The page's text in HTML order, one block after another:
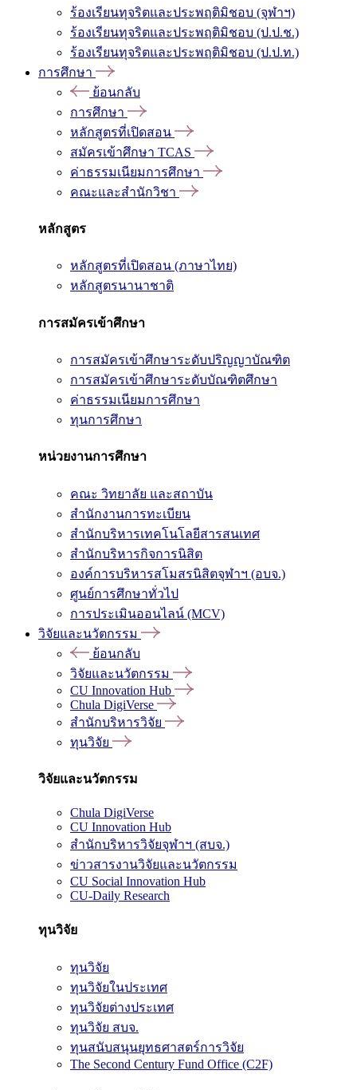
ร้องเรียนทุจริตและประพฤติมิชอบ (จุฬาฯ)
ร้องเรียนทุจริตและประพฤติมิชอบ (ป.ป.ช.)
ร้องเรียนทุจริตและประพฤติมิชอบ (ป.ป.ท.)
การศึกษา
ย้อนกลับ
การศึกษา
หลักสูตรที่เปิดสอน
สมัครเข้าศึกษา TCAS
ค่าธรรมเนียมการศึกษา
คณะและสำนักวิชา
หลักสูตร
หลักสูตรที่เปิดสอน (ภาษาไทย)
หลักสูตรนานาชาติ
การสมัครเข้าศึกษา
การสมัครเข้าศึกษาระดับปริญญาบัณฑิต
การสมัครเข้าศึกษาระดับบัณฑิตศึกษา
ค่าธรรมเนียมการศึกษา
ทุนการศึกษา
หน่วยงานการศึกษา
คณะ วิทยาลัย และสถาบัน
สำนักงานการทะเบียน
สำนักบริหารเทคโนโลยีสารสนเทศ
สำนักบริหารกิจการนิสิต
องค์การบริหารสโมสรนิสิตจุฬาฯ (อบจ.)
ศูนย์การศึกษาทั่วไป
การประเมินออนไลน์ (MCV)
วิจัยและนวัตกรรม
ย้อนกลับ
วิจัยและนวัตกรรม
CU Innovation Hub
Chula DigiVerse
สำนักบริหารวิจัย
ทุนวิจัย
วิจัยและนวัตกรรม
Chula DigiVerse
CU Innovation Hub
สำนักบริหารวิจัยจุฬาฯ (สบจ.)
ข่าวสารงานวิจัยและนวัตกรรม
CU Social Innovation Hub
CU-Daily Research
ทุนวิจัย
ทุนวิจัย
ทุนวิจัยในประเทศ
ทุนวิจัยต่างประเทศ
ทุนวิจัย สบจ.
ทุนสนับสนุนยุทธศาสตร์การวิจัย
The Second Century Fund Office (C2F)